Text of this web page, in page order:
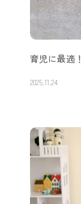
育児に最適
2025.11.24